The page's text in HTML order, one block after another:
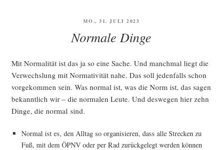
VERÖFFENTLICHT
MO., 31. JULI 2023
Normale Dinge
Mit Nor­ma­li­tät ist das ja so eine Sache. Und manch­mal liegt die
Ver­wechs­lung mit Nor­ma­ti­vi­tät nahe. Das soll jeden­falls schon
vor­ge­kom­men sein. Was nor­mal ist, was die Norm ist, das sagen
bekannt­lich wir – die nor­ma­len Leu­te. Und des­we­gen hier zehn
Din­ge, die nor­mal sind.
Nor­mal ist es, den All­tag so orga­ni­sie­ren, dass alle Stre­cken zu
Fuß, mit dem ÖPNV oder per Rad zurück­ge­legt wer­den kön­nen